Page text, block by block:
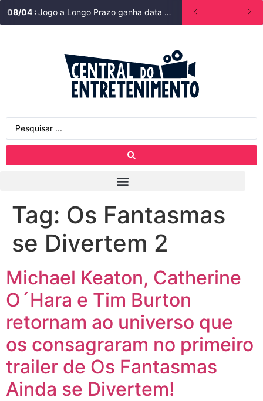
08/04 :Jogo a Longo Prazo ganha data de estreia na Bienal do Livro de São Paulo
Tag: Os Fantasmas
se Divertem 2
Michael Keaton, Catherine
O´Hara e Tim Burton
retornam ao universo que
os consagraram no primeiro
trailer de Os Fantasmas
Ainda se Divertem!